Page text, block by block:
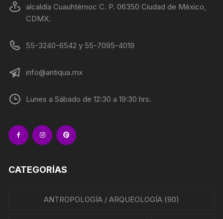
alcaldía Cuauhtémoc C. P. 06350 Ciudad de México,
CDMX.
55-3240-6542 y 55-7095-4019
info@antiqua.mx
Lunes a Sábado de 12:30 a 19:30 hrs.
CATEGORÍAS
ANTROPOLOGÍA / ARQUEOLOGÍA(90)